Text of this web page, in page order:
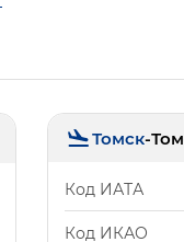
Томск-
Код ИАТА
Код ИКАО